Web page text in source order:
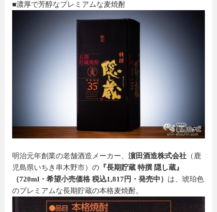
■濃厚で芳醇なプレミアムな麦焼酎
明治元年創業の老舗酒造メーカー、 濵田酒造株式会社 （鹿
児島県いちき串木野市）の 『長期貯蔵 特撰 隠し蔵』
（720ml・希望小売価格 税込1,817円・発売中） は、琥珀色
のプレミアムな長期貯蔵の本格麦焼酎。